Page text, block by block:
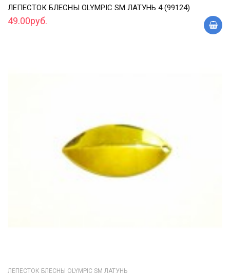
ЛЕПЕСТОК БЛЕСНЫ OLYMPIC SM ЛАТУНЬ 4 (99124)
49.00руб.
ЛЕПЕСТОК БЛЕСНЫ OLYMPIC SM ЛАТУНЬ